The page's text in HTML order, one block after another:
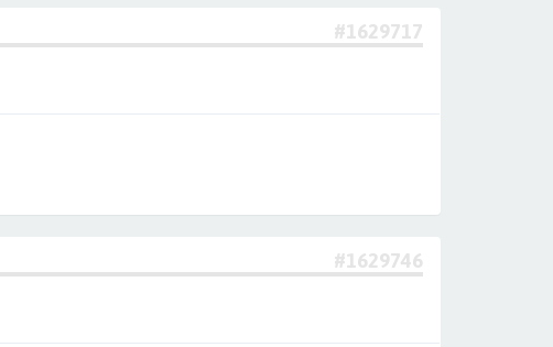
#1629717
#1629746